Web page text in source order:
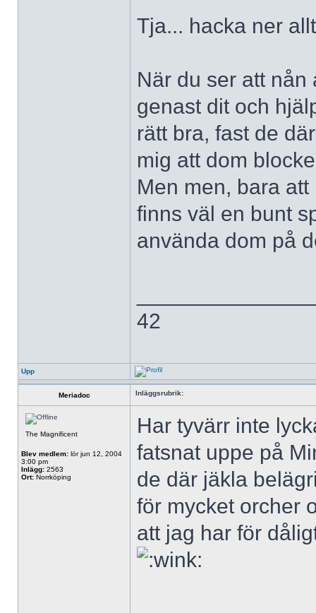
Tja... hacka ner
När du ser att
genast dit och
rätt bra, fast de
mig att dom
Men men, bara
finns väl en bunt
använda dom på
42
Upp
Meriadoc Inläggsrubrik:
The Magnificent
Blev medlem: lör jun 12, 2004
3:00 pm
Inlägg: 2563
Ort: Norrköping
Har tyvärr inte
fatsnat uppe på
de där jäkla
för mycket orcher
att jag har för